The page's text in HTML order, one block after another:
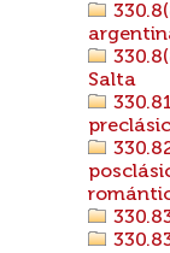
Salta